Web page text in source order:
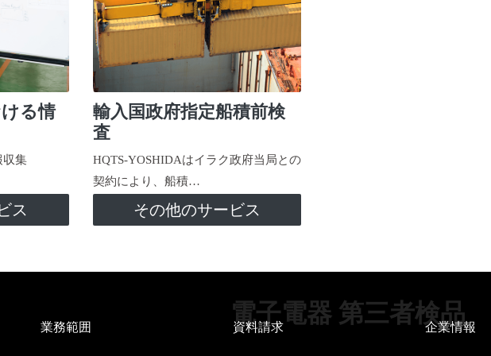
る情
収集
ス
輸入国政府指定船積前検
査
HQTS-YOSHIDAはイラク政府当局との
契約により、船積…
その他のサービス
電子電器 第三者検品
業務範囲 資料請求 企業情報